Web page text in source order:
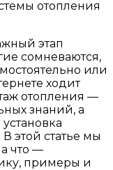
этап
сомневаются,
или
ходит
отопления —
знаний, а
этой статье мы
а что —
примеры и